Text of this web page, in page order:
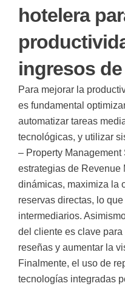
hotelera
ingresos
Para mejorar la
es fundamental
automatizar tareas
tecnológicas, y utilizar
– Property Management
estrategias de Revenue
dinámicas, maximiza la
reservas directas, lo
intermediarios.
del cliente es clave
reseñas y aumentar la
Finalmente, el uso de
tecnologías integradas